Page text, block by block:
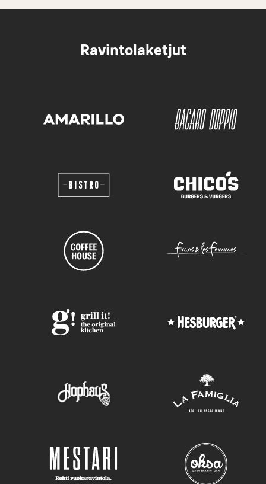
Ravintolaketjut